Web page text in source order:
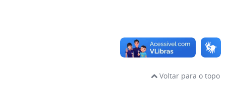
Voltar para o topo